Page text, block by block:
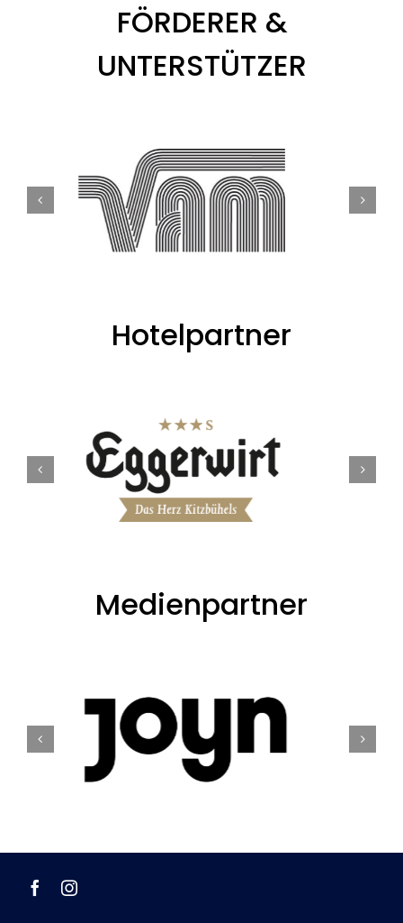
FÖRDERER &
UNTERSTÜTZER
Hotelpartner
Medienpartner